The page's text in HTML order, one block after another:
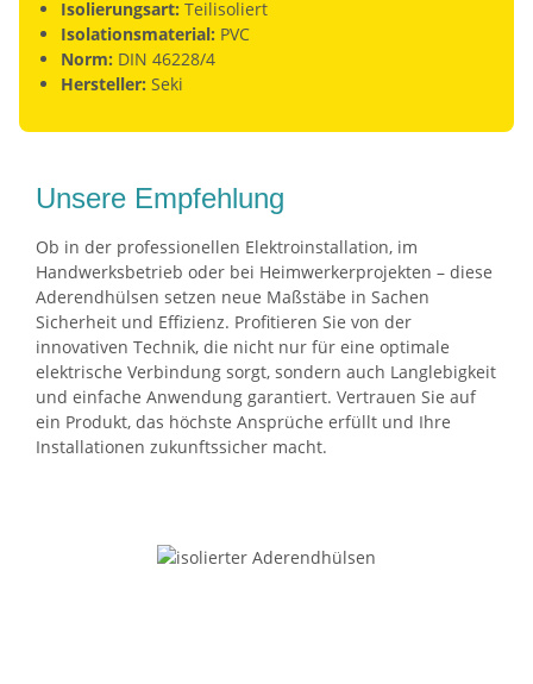
Isolierungsart: Teilisoliert
Isolationsmaterial: PVC
Norm: DIN 46228/4
Hersteller: Seki
Unsere Empfehlung
Ob in der professionellen Elektroinstallation, im
Handwerksbetrieb oder bei Heimwerkerprojekten – diese
Aderendhülsen setzen neue Maßstäbe in Sachen
Sicherheit und Effizienz. Profitieren Sie von der
innovativen Technik, die nicht nur für eine optimale
elektrische Verbindung sorgt, sondern auch Langlebigkeit
und einfache Anwendung garantiert. Vertrauen Sie auf
ein Produkt, das höchste Ansprüche erfüllt und Ihre
Installationen zukunftssicher macht.